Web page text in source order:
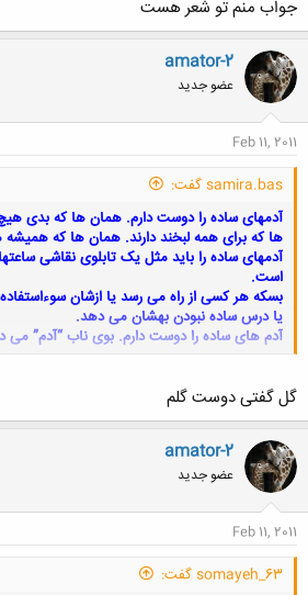
جواب منم تو شعر هست
amator-2
عضو جدید
Feb 11, 2011
samira.bas گفت:
آدمهای ساده را دوست دارم. همان ها که بدی هیچ
ها که برای همه لبخند دارند. همان ها که
آدمهای ساده را باید مثل یک تابلوی نقاشی
است.
بسکه هر کسی از راه می رسد یا ازشان
یا درس ساده نبودن بهشان می دهد.
آدم های ساده را دوست دارم. بوی ناب “آدم” می
گل گفتی دوست گلم
amator-2
عضو جدید
Feb 11, 2011
somayeh_63 گفت: